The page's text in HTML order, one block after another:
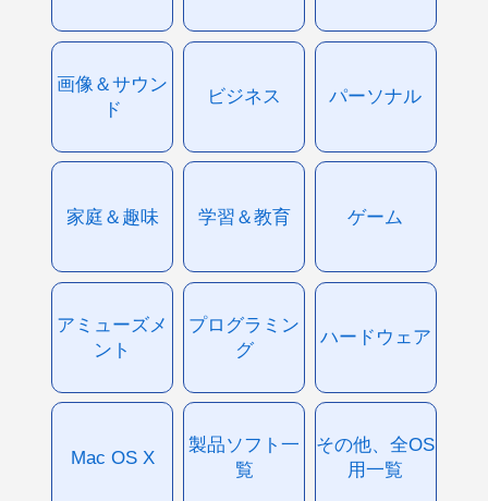
画像＆サウン
ド
ビジネス パーソナル
家庭＆趣味 学習＆教育 ゲーム
アミューズメ
ント
プログラミン
グ
ハードウェア
Mac OS X
製品ソフト一
覧
その他、全OS
用一覧